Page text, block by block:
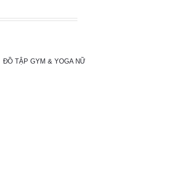
ĐỒ TẬP GYM & YOGA NỮ CAO CẤP – CO GIÃN,